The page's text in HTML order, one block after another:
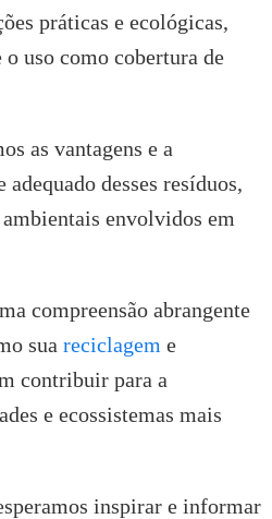
práticas e ecológicas,
uso como cobertura de
as vantagens e a
desses resíduos,
envolvidos em
compreensão abrangente
sua reciclagem e
contribuir para a
e ecossistemas mais
inspirar e informar